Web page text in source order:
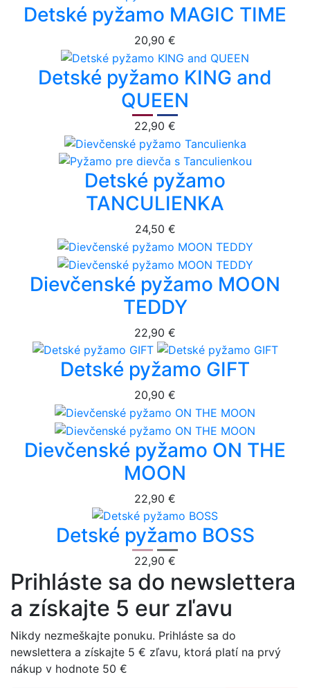
Detské pyžamo MAGIC TIME
20,90 €
Detské pyžamo KING and
QUEEN
22,90 €
Detské pyžamo
TANCULIENKA
24,50 €
Dievčenské pyžamo MOON
TEDDY
22,90 €
Detské pyžamo GIFT
20,90 €
Dievčenské pyžamo ON THE
MOON
22,90 €
Detské pyžamo BOSS
22,90 €
Prihláste sa do newslettera
a získajte 5 eur zľavu
Nikdy nezmeškajte ponuku. Prihláste sa do
newslettera a získajte 5 € zľavu, ktorá platí na prvý
nákup v hodnote 50 €